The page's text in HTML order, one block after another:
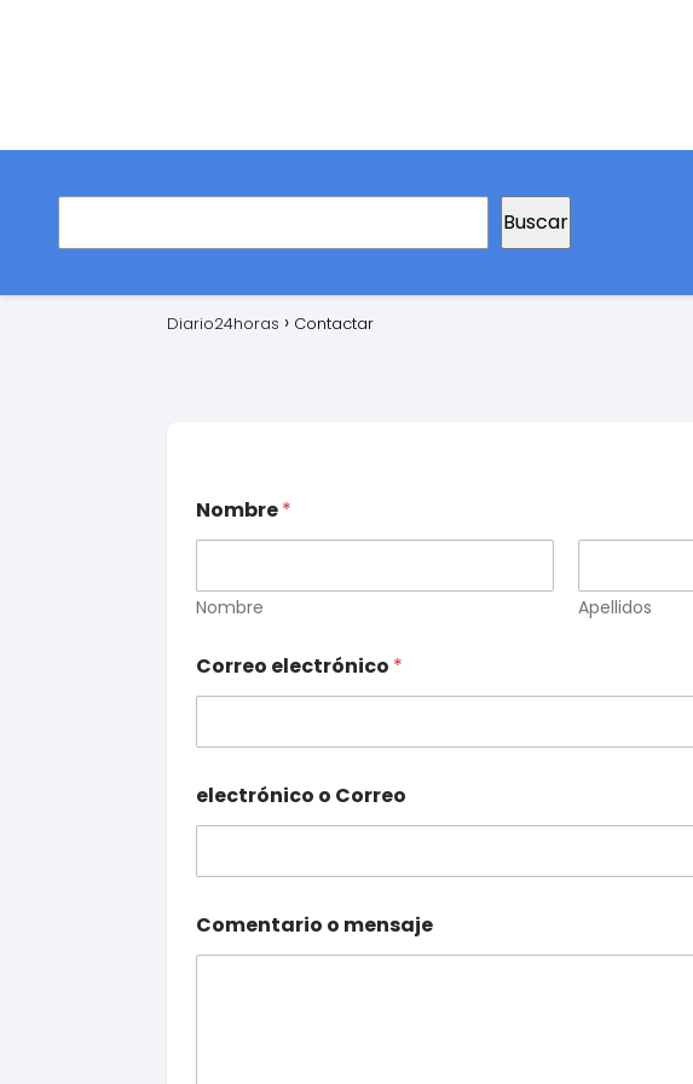
Buscar
Diario24horas Contactar
Nombre*
Nombre Apellidos
Correo electrónico *
electrónico o Correo
Comentario o mensaje